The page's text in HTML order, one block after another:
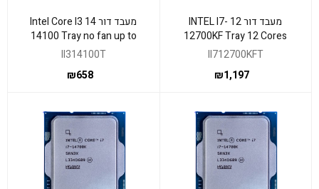
מעבד דור 12 INTEL I7-
12700KF Tray 12 Cores
5Ghz NO GPU NO FAN
II712700KFT
₪1,197
מעבד דור 14 Intel Core I3
14100 Tray no fan up to
4.7GHZ
II314100T
₪658